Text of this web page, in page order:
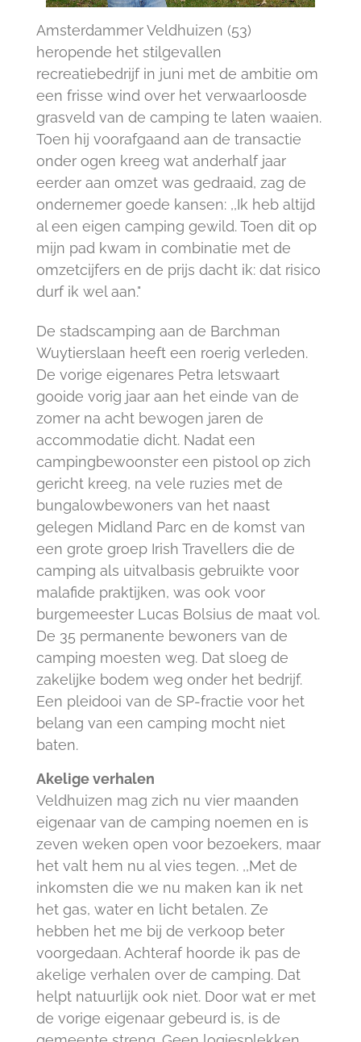
Amsterdammer Veldhuizen (53)
heropende het stilgevallen
recreatiebedrijf in juni met de ambitie om
een frisse wind over het verwaarloosde
grasveld van de camping te laten waaien.
Toen hij voorafgaand aan de transactie
onder ogen kreeg wat anderhalf jaar
eerder aan omzet was gedraaid, zag de
ondernemer goede kansen: ,,Ik heb altijd
al een eigen camping gewild. Toen dit op
mijn pad kwam in combinatie met de
omzetcijfers en de prijs dacht ik: dat risico
durf ik wel aan."
De stadscamping aan de Barchman
Wuytierslaan heeft een roerig verleden.
De vorige eigenares Petra Ietswaart
gooide vorig jaar aan het einde van de
zomer na acht bewogen jaren de
accommodatie dicht. Nadat een
campingbewoonster een pistool op zich
gericht kreeg, na vele ruzies met de
bungalowbewoners van het naast
gelegen Midland Parc en de komst van
een grote groep Irish Travellers die de
camping als uitvalbasis gebruikte voor
malafide praktijken, was ook voor
burgemeester Lucas Bolsius de maat vol.
De 35 permanente bewoners van de
camping moesten weg. Dat sloeg de
zakelijke bodem weg onder het bedrijf.
Een pleidooi van de SP-fractie voor het
belang van een camping mocht niet
baten.
Akelige verhalen
Veldhuizen mag zich nu vier maanden
eigenaar van de camping noemen en is
zeven weken open voor bezoekers, maar
het valt hem nu al vies tegen. ,,Met de
inkomsten die we nu maken kan ik net
het gas, water en licht betalen. Ze
hebben het me bij de verkoop beter
voorgedaan. Achteraf hoorde ik pas de
akelige verhalen over de camping. Dat
helpt natuurlijk ook niet. Door wat er met
de vorige eigenaar gebeurd is, is de